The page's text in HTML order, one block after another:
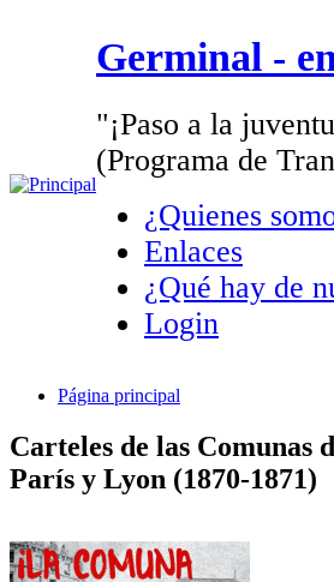
Germinal -
"¡Paso a la
(Programa de
¿Quienes
Enlaces
¿Qué hay de
Login
Página principal
Carteles de las Comunas
París y Lyon (1870-1871)